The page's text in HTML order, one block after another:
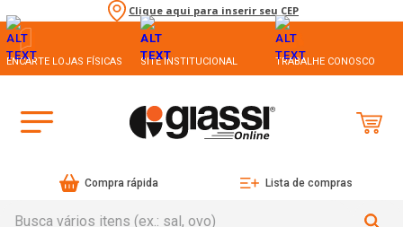
Clique aqui para inserir seu CEP
ENCARTE LOJAS FÍSICAS SITE INSTITUCIONAL TRABALHE CONOSCO
Compra rápida Lista de compras